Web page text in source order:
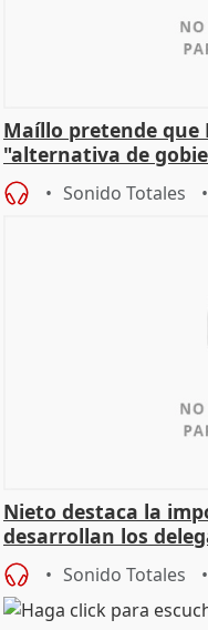
Maíllo pretende que
"alternativa de
oposición
Sonido Totales
Nieto destaca la
desarrollan los
Sonido Totales